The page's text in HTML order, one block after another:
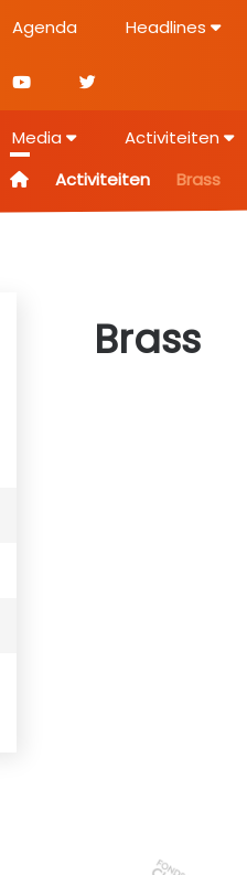
Agenda Headlines
Media Activiteiten
Activiteiten
Brass
Brass